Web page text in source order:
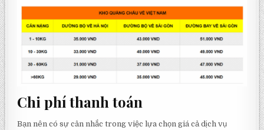
Chi phí thanh toán
Bạn nên có sự cân nhắc trong việc lựa chọn giá cả dịch vụ